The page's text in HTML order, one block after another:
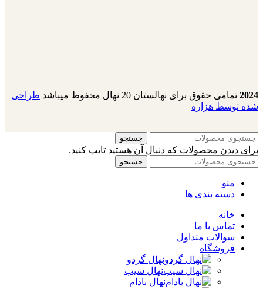
2024 تمامی حقوق برای نهالستان 20 نهال محفوظ میباشد
طراحی
شده توسط هزاره
جستجو
برای دیدن محصولات که دنبال آن هستید تایپ کنید.
جستجو
منو
دسته بندی ها
خانه
تماس با ما
سوالات متداول
فروشگاه
نهال گردو
نهال سیب
نهال بادام